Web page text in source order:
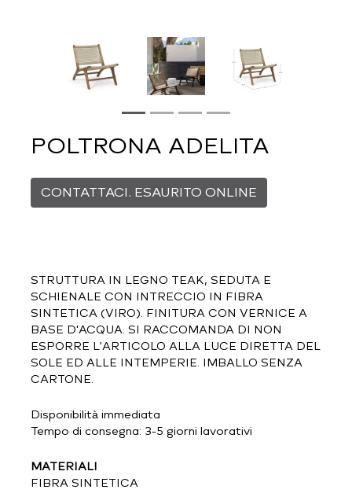
POLTRONA ADELITA
CONTATTACI. ESAURITO ONLINE
STRUTTURA IN LEGNO TEAK, SEDUTA E
SCHIENALE CON INTRECCIO IN FIBRA
SINTETICA (VIRO). FINITURA CON VERNICE A
BASE D'ACQUA. SI RACCOMANDA DI NON
ESPORRE L'ARTICOLO ALLA LUCE DIRETTA DEL
SOLE ED ALLE INTEMPERIE. IMBALLO SENZA
CARTONE.
Disponibilità immediata
Tempo di consegna: 3-5 giorni lavorativi
MATERIALI
FIBRA SINTETICA